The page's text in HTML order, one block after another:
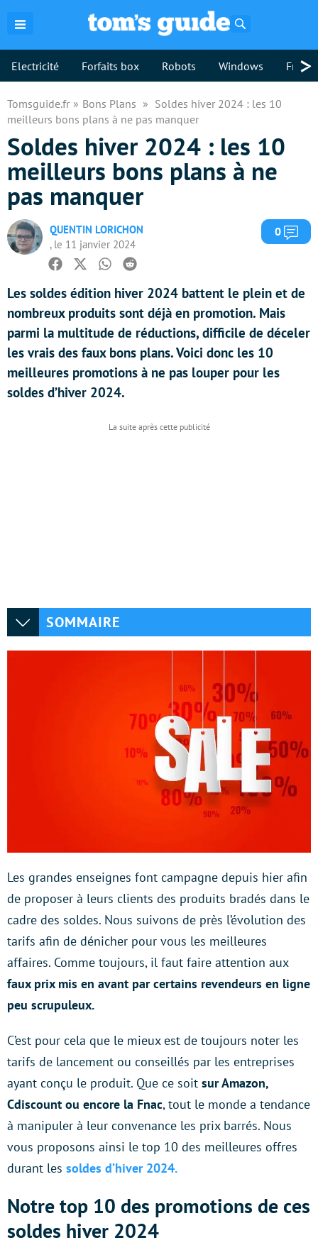
Electricité Forfaits box Robots Windows >
Tomsguide.fr Bons Plans
Soldes hiver 2024 : les 10
meilleurs bons plans à ne pas manquer
Soldes hiver 2024 : les 10
meilleurs bons plans à ne
pas manquer
QUENTIN LORICHON
, le 11 janvier 2024
0
Facebook
TwitterWhatsapp
Reddit
Les soldes édition hiver 2024 battent le plein et de
nombreux produits sont déjà en promotion. Mais
parmi la multitude de réductions, difficile de déceler
les vrais des faux bons plans. Voici donc les 10
meilleures promotions à ne pas louper pour les
soldes d’hiver 2024.
SOMMAIRE
Les grandes enseignes font campagne depuis hier afin
de proposer à leurs clients des produits bradés dans le
cadre des soldes. Nous suivons de près l’évolution des
tarifs afin de dénicher pour vous les meilleures
affaires. Comme toujours, il faut faire attention aux
faux prix mis en avant par certains revendeurs en ligne
peu scrupuleux.
C’est pour cela que le mieux est de toujours noter les
tarifs de lancement ou conseillés par les entreprises
ayant conçu le produit. Que ce soit sur Amazon,
Cdiscount ou encore la Fnac, tout le monde a tendance
à manipuler à leur convenance les prix barrés. Nous
vous proposons ainsi le top 10 des meilleures offres
durant les soldes d’hiver 2024.
Notre top 10 des promotions de ces
soldes hiver 2024